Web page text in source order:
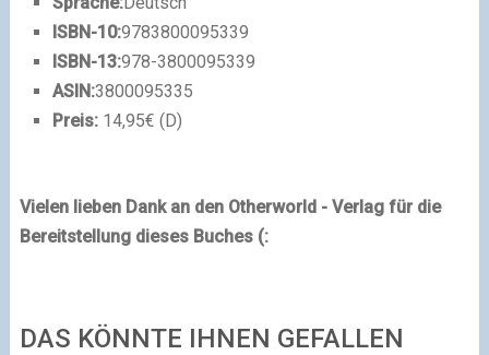
ISBN-10:9783800095339
ISBN-13:978-3800095339
ASIN:3800095335
Preis: 14,95€ (D)
Vielen lieben Dank an den Otherworld - Verlag für die
Bereitstellung dieses Buches (:
DAS KÖNNTE IHNEN GEFALLEN